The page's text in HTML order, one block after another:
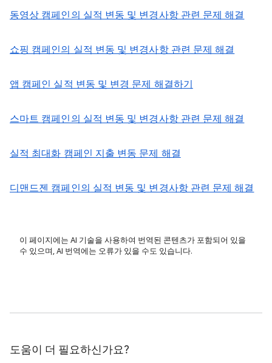
동영상 캠페인의 실적 변동 및 변경사항 관련 문제 해결
쇼핑 캠페인의 실적 변동 및 변경사항 관련 문제 해결
앱 캠페인 실적 변동 및 변경 문제 해결하기
스마트 캠페인의 실적 변동 및 변경사항 관련 문제 해결
실적 최대화 캠페인 지출 변동 문제 해결
디맨드젠 캠페인의 실적 변동 및 변경사항 관련 문제 해결
이 페이지에는 AI 기술을 사용하여 번역된 콘텐츠가 포함되어 있을
수 있으며, AI 번역에는 오류가 있을 수도 있습니다.
도움이 더 필요하신가요?